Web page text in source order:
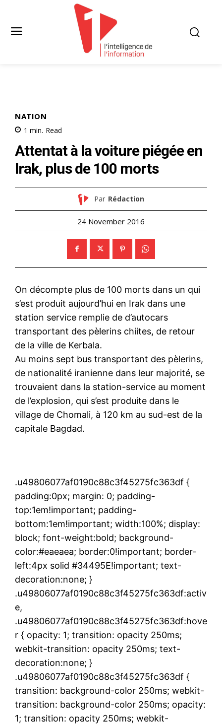
NATION
1 min. Read
Attentat à la voiture piégée en
Irak, plus de 100 morts
Par Rédaction
24 November 2016
On décompte plus de 100 morts dans un qui
s’est produit aujourd’hui en Irak dans une
station service remplie de d’autocars
transportant des pèlerins chiites, de retour
de la ville de Kerbala.
Au moins sept bus transportant des pèlerins,
de nationalité iranienne dans leur majorité, se
trouvaient dans la station-service au moment
de l’explosion, qui s’est produite dans le
village de Chomali, à 120 km au sud-est de la
capitale Bagdad.
.u49806077af0190c88c3f45275fc363df {
padding:0px; margin: 0; padding-
top:1em!important; padding-
bottom:1em!important; width:100%; display:
block; font-weight:bold; background-
color:#eaeaea; border:0!important; border-
left:4px solid #34495E!important; text-
decoration:none; }
.u49806077af0190c88c3f45275fc363df:activ
e,
.u49806077af0190c88c3f45275fc363df:hove
r { opacity: 1; transition: opacity 250ms;
webkit-transition: opacity 250ms; text-
decoration:none; }
.u49806077af0190c88c3f45275fc363df {
transition: background-color 250ms; webkit-
transition: background-color 250ms; opacity:
1; transition: opacity 250ms; webkit-